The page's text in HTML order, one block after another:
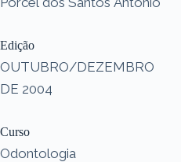
Edição
OUTUBRO/DEZEMBRO
DE 2004
Curso
Odontologia